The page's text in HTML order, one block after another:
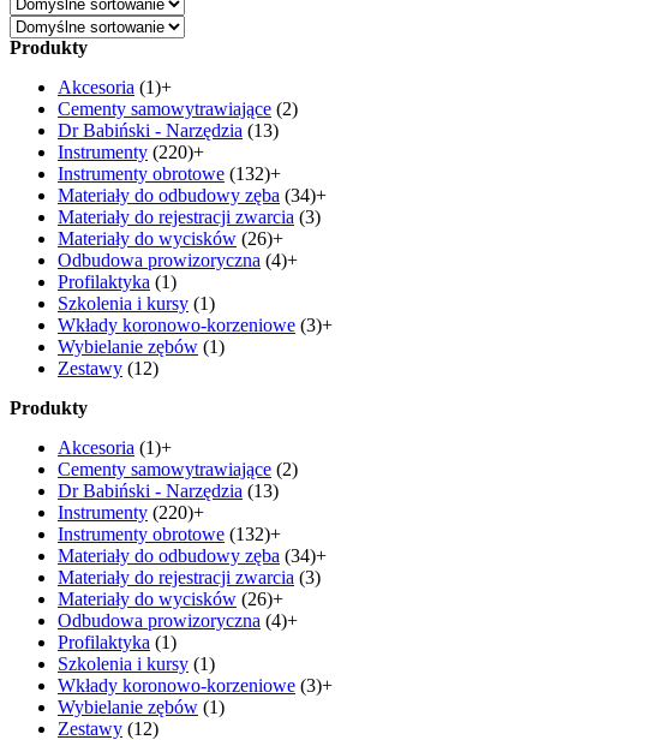
Produkty
Akcesoria (1)+
Cementy samowytrawiające (2)
Dr Babiński - Narzędzia (13)
Instrumenty (220)+
Instrumenty obrotowe (132)+
Materiały do odbudowy zęba (34)+
Materiały do rejestracji zwarcia (3)
Materiały do wycisków (26)+
Odbudowa prowizoryczna (4)+
Profilaktyka (1)
Szkolenia i kursy (1)
Wkłady koronowo-korzeniowe (3)+
Wybielanie zębów (1)
Zestawy (12)
Produkty
Akcesoria (1)+
Cementy samowytrawiające (2)
Dr Babiński - Narzędzia (13)
Instrumenty (220)+
Instrumenty obrotowe (132)+
Materiały do odbudowy zęba (34)+
Materiały do rejestracji zwarcia (3)
Materiały do wycisków (26)+
Odbudowa prowizoryczna (4)+
Profilaktyka (1)
Szkolenia i kursy (1)
Wkłady koronowo-korzeniowe (3)+
Wybielanie zębów (1)
Zestawy (12)